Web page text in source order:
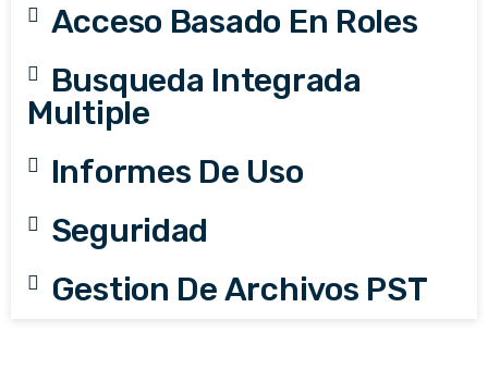
Acceso Basado En Roles
Busqueda Integrada
Multiple
Informes De Uso
Seguridad
Gestion De Archivos PST